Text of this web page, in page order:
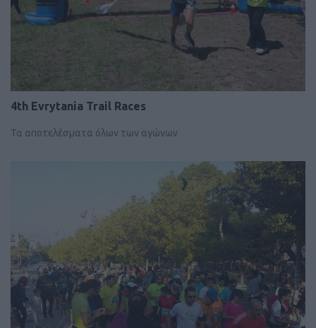
4th Evrytania Trail Races
Τα αποτελέσματα όλων των αγώνων